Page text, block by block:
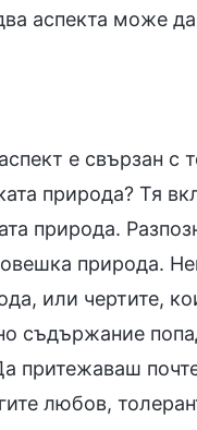
аспекта може
е свързан с
природа? Тя
природа.
природа.
или чертите,
съдържание
притежаваш
любов,